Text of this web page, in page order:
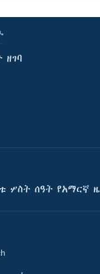
ዘገባ
ሦስት ሰዓት የአማርኛ